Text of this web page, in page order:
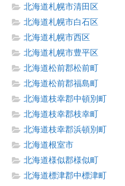
北海道札幌市清田区
北海道札幌市白石区
北海道札幌市西区
北海道札幌市豊平区
北海道松前郡松前町
北海道松前郡福島町
北海道枝幸郡中頓別町
北海道枝幸郡枝幸町
北海道枝幸郡浜頓別町
北海道根室市
北海道様似郡様似町
北海道標津郡中標津町